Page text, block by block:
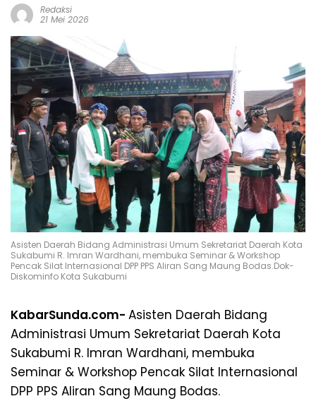
Redaksi
21 Mei 2026
Asisten Daerah Bidang Administrasi Umum Sekretariat Daerah Kota
Sukabumi R. Imran Wardhani, membuka Seminar & Workshop
Pencak Silat Internasional DPP PPS Aliran Sang Maung Bodas.Dok-
Diskominfo Kota Sukabumi
KabarSunda.com- Asisten Daerah Bidang
Administrasi Umum Sekretariat Daerah Kota
Sukabumi R. Imran Wardhani, membuka
Seminar & Workshop Pencak Silat Internasional
DPP PPS Aliran Sang Maung Bodas.